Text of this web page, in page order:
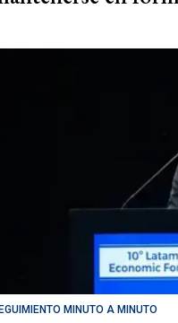
MINUTO A MINUTO